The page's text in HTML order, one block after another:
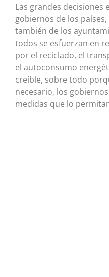
Las grandes decisiones
gobiernos de los
también de los
todos se esfuerzan en
por el reciclado, el
el autoconsumo
creíble, sobre todo
necesario, los
medidas que lo